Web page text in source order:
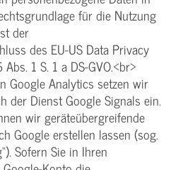
für die Nutzung
der
des EU-US Data Privacy
1 S. 1 a DS-GVO.<br>
Google Analytics setzen wir
der Dienst Google Signals ein.
wir geräteübergreifende
Google erstellen lassen (sog.
Sofern Sie in Ihren